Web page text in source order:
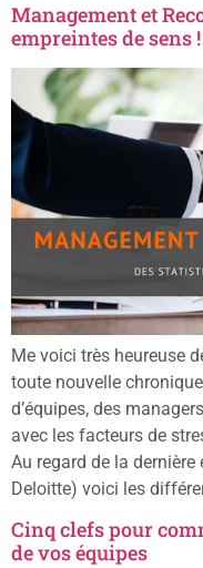
Management et
empreintes de sens !
Me voici très heureuse
toute nouvelle
d’équipes, des
avec les facteurs de
Au regard de la
Deloitte) voici les
Cinq clefs pour
de vos équipes